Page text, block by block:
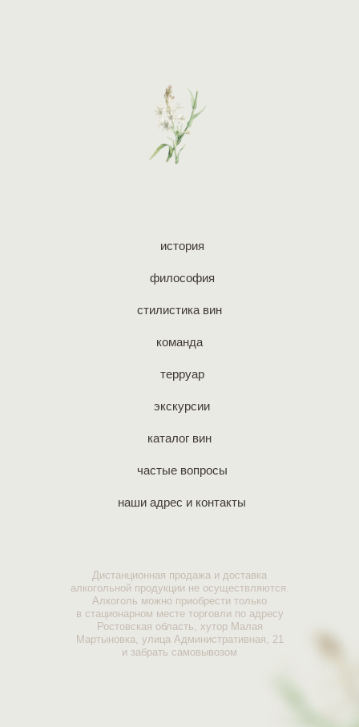
история
философия
стилистика вин
команда
терруар
экскурсии
каталог вин
частые вопросы
наши адрес и контакты
Дистанционная продажа и доставка
алкогольной продукции не осуществляются.
Алкоголь можно приобрести только
в стационарном месте торговли по адресу
Ростовская область, хутор Малая
Мартыновка, улица Административная, 21
и забрать самовывозом